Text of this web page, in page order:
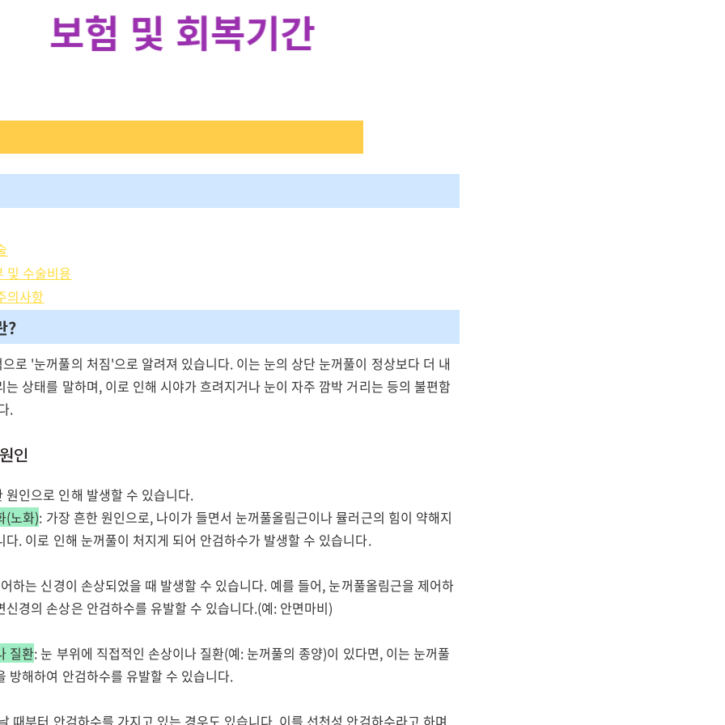
및 수술비용
의사항
?
로 '눈꺼풀의 처짐'으로 알려져 있습니다. 이는 눈의 상단 눈꺼풀이 정상보다 더 내
는 상태를 말하며, 이로 인해 시야가 흐려지거나 눈이 자주 깜박 거리는 등의 불편함
.
인
원인으로 인해 발생할 수 있습니다.
(노화): 가장 흔한 원인으로, 나이가 들면서 눈꺼풀올림근이나 뮬러근의 힘이 약해지
다. 이로 인해 눈꺼풀이 처지게 되어 안검하수가 발생할 수 있습니다.
하는 신경이 손상되었을 때 발생할 수 있습니다. 예를 들어, 눈꺼풀올림근을 제어하
신경의 손상은 안검하수를 유발할 수 있습니다.(예: 안면마비)
질환: 눈 부위에 직접적인 손상이나 질환(예: 눈꺼풀의 종양)이 있다면, 이는 눈꺼풀
방해하여 안검하수를 유발할 수 있습니다.
때부터 안검하수를 가지고 있는 경우도 있습니다. 이를 선천성 안검하수라고 하며,